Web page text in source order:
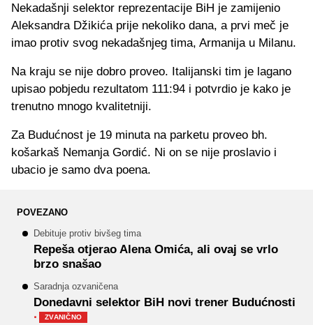
Nekadašnji selektor reprezentacije BiH je zamijenio
Aleksandra Džikića prije nekoliko dana, a prvi meč je
imao protiv svog nekadašnjeg tima, Armanija u Milanu.
Na kraju se nije dobro proveo. Italijanski tim je lagano
upisao pobjedu rezultatom 111:94 i potvrdio je kako je
trenutno mnogo kvalitetniji.
Za Budućnost je 19 minuta na parketu proveo bh.
košarkaš Nemanja Gordić. Ni on se nije proslavio i
ubacio je samo dva poena.
POVEZANO
Debituje protiv bivšeg tima
Repeša otjerao Alena Omića, ali ovaj se vrlo
brzo snašao
Saradnja ozvaničena
Donedavni selektor BiH novi trener Budućnosti
· ZVANIČNO